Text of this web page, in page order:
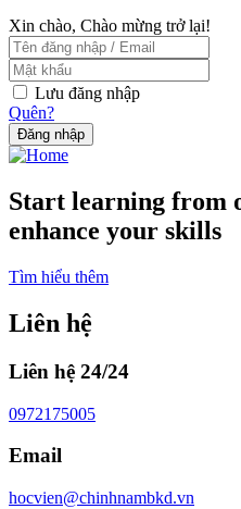
Xin chào, Chào mừng trở lại!
Lưu đăng nhập
Quên?
Đăng nhập
Start learning from
enhance your skills
Tìm hiểu thêm
Liên hệ
Liên hệ 24/24
0972175005
Email
hocvien@chinhnambkd.vn